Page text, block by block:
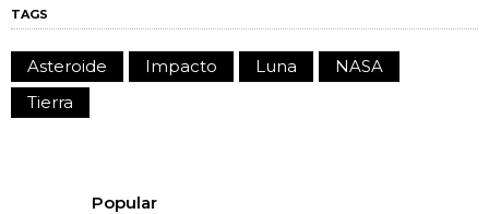
TAGS
Asteroide Impacto Luna
NASA
Tierra
Popular